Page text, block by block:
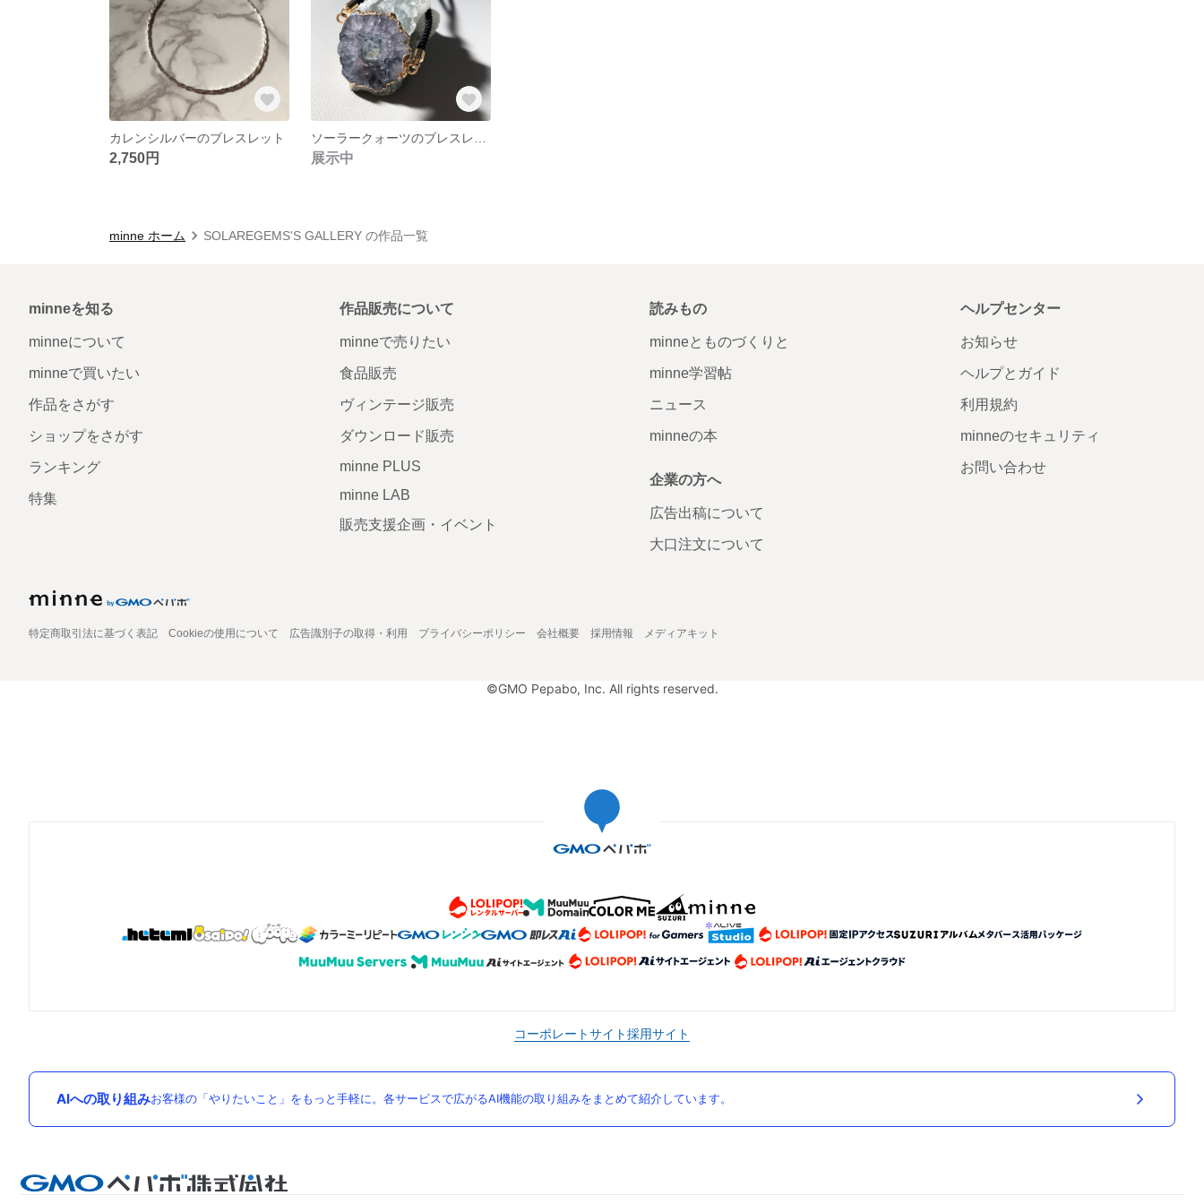
カレンシルバーのブレスレット
2,750円 展示中
minne ホーム SOLAREGEMS'S GALLERY の作品一覧
minneを知る
minneについて
minneで買いたい
作品をさがす
ショップをさがす
ランキング
特集
作品販売について
minneで売りたい
食品販売
ヴィンテージ販売
ダウンロード販売
minne PLUS
minne LAB
販売支援企画・イベント
読みもの
minneとものづくりと
minne学習帖
ニュース
minneの本
企業の方へ
広告出稿について
大口注文について
ヘルプセンター
お知らせ
ヘルプとガイド
利用規約
minneのセキュリティ
お問い合わせ
特定商取引法に基づく表記 Cookieの使用について 広告識別子の取得・利用 プライバシーポリシー 会社概要 採用情報 メディアキット
©GMO Pepabo, Inc. All rights reserved.
コーポレートサイト採用サイト
AIへの取り組みお客様の「やりたいこと」をもっと手軽に。各サービスで広がるAI機能の取り組みをまとめて紹介しています。